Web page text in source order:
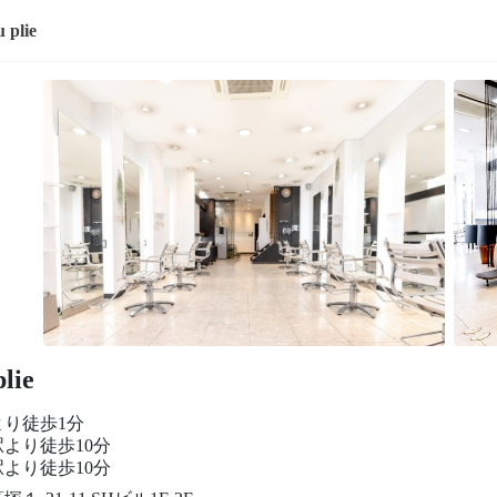
plie
徒歩1分
り徒歩10分
り徒歩10分